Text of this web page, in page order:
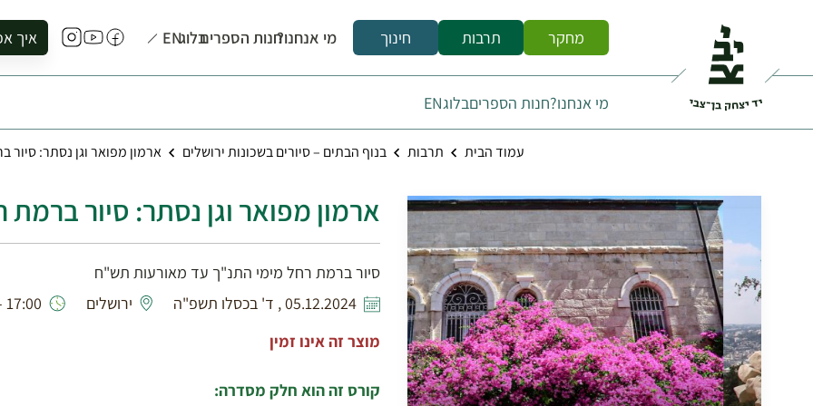
מחקר תרבות חינוך מי אנחנו?חנות הספריםבלוגEN איך
להזמין
להירשם
לקנות
לתאם
מי אנחנו?חנות הספריםבלוגEN
עמוד הבית תרבות בנוף הבתים – סיורים בשכונות ירושלים ארמון מפואר וגן נסתר: סיור
ארמון מפואר וגן נסתר: סיור ברמת
סיור ברמת רחל מימי התנ"ך עד מאורעות תש"ח
05.12.2024 , ד' בכסלו תשפ"ה
ירושלים 17:00 - 14:00
מוצר זה אינו זמין
קורס זה הוא חלק מסדרה: